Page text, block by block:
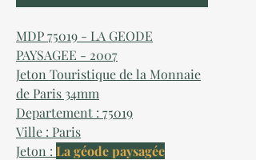
MDP 75019 - LA GEODE
PAYSAGEE - 2007
Jeton Touristique de la Monnaie
de Paris 34mm
Departement : 75019
Ville : Paris
Jeton : La géode paysagée